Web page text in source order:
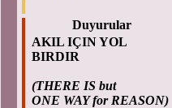
Duyurular
AKIL IÇIN YOL
BIRDIR
(THERE IS but
ONE WAY for REASON)